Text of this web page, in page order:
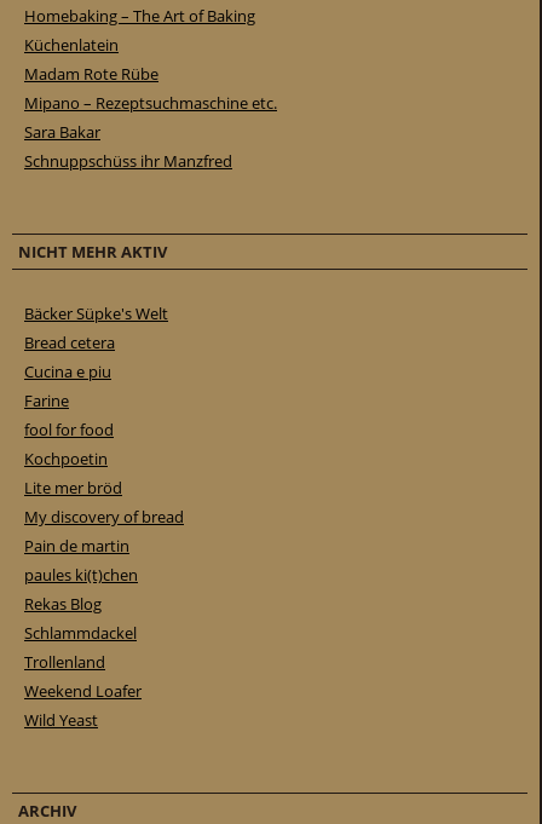
Homebaking – The Art of Baking
Küchenlatein
Madam Rote Rübe
Mipano – Rezeptsuchmaschine etc.
Sara Bakar
Schnuppschüss ihr Manzfred
NICHT MEHR AKTIV
Bäcker Süpke's Welt
Bread cetera
Cucina e piu
Farine
fool for food
Kochpoetin
Lite mer bröd
My discovery of bread
Pain de martin
paules ki(t)chen
Rekas Blog
Schlammdackel
Trollenland
Weekend Loafer
Wild Yeast
ARCHIV